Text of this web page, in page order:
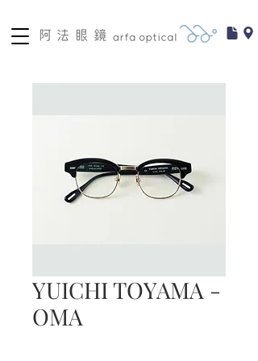
YUICHI TOYAMA -
OMA